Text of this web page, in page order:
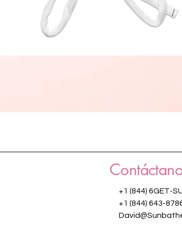
+1 (844) 6GET-
+1 (844) 643-